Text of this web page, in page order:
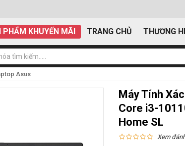
PHẨM KHUYẾN MÃI TRANG CHỦ THƯƠNG
Asus
Máy Tính
Core i3-
Home SL
Xem